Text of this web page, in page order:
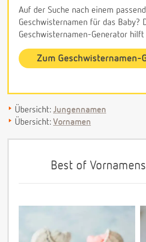
Auf der Suche nach einem
Geschwisternamen für das Baby?
Geschwisternamen-Generator hilft
Zum Geschwisternamen-
Übersicht: Jungennamen
Übersicht: Vornamen
Best of